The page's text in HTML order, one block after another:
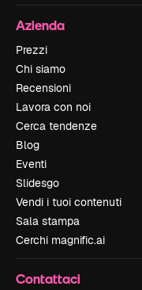
Azienda
Prezzi
Chi siamo
Recensioni
Lavora con noi
Cerca tendenze
Blog
Eventi
Slidesgo
Vendi i tuoi contenuti
Sala stampa
Cerchi magnific.ai
Contattaci